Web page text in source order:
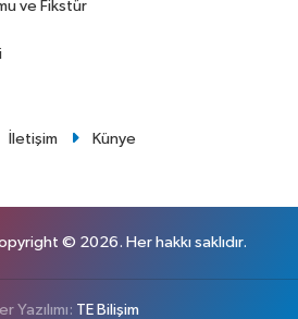
ve Fikstür
İletişim Künye
© 2026. Her hakkı saklıdır.
Yazılımı: TE Bilişim